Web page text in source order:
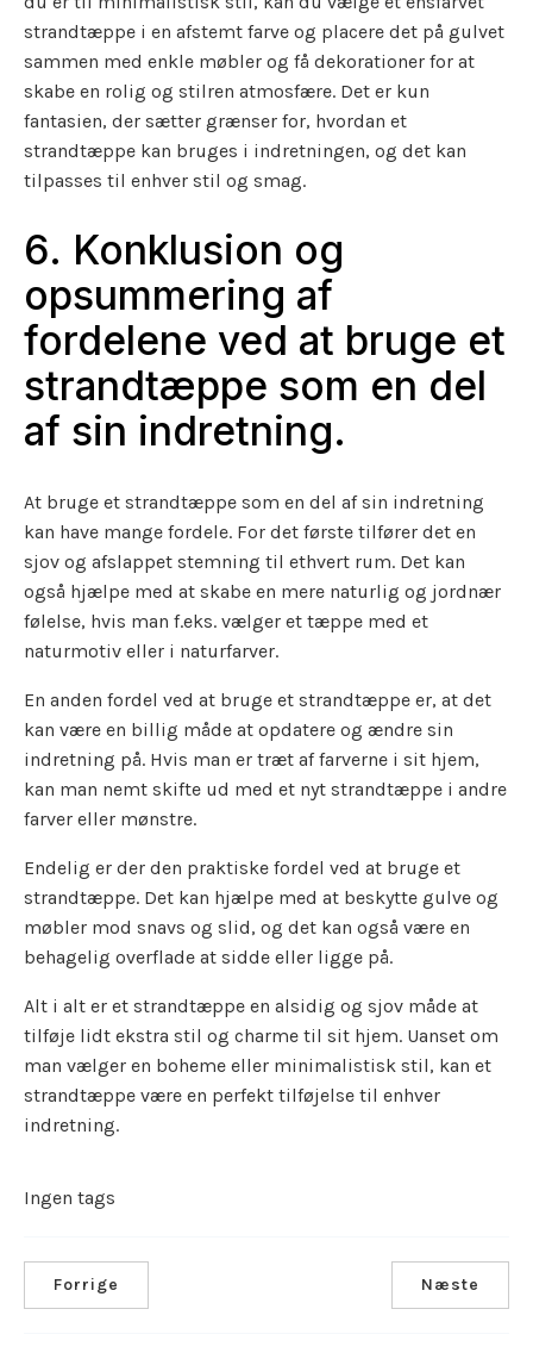
strandtæppe i en afstemt farve og placere det på gulvet
sammen med enkle møbler og få dekorationer for at
skabe en rolig og stilren atmosfære. Det er kun
fantasien, der sætter grænser for, hvordan et
strandtæppe kan bruges i indretningen, og det kan
tilpasses til enhver stil og smag.
6. Konklusion og
opsummering af
fordelene ved at bruge et
strandtæppe som en del
af sin indretning.
At bruge et strandtæppe som en del af sin indretning
kan have mange fordele. For det første tilfører det en
sjov og afslappet stemning til ethvert rum. Det kan
også hjælpe med at skabe en mere naturlig og jordnær
følelse, hvis man f.eks. vælger et tæppe med et
naturmotiv eller i naturfarver.
En anden fordel ved at bruge et strandtæppe er, at det
kan være en billig måde at opdatere og ændre sin
indretning på. Hvis man er træt af farverne i sit hjem,
kan man nemt skifte ud med et nyt strandtæppe i andre
farver eller mønstre.
Endelig er der den praktiske fordel ved at bruge et
strandtæppe. Det kan hjælpe med at beskytte gulve og
møbler mod snavs og slid, og det kan også være en
behagelig overflade at sidde eller ligge på.
Alt i alt er et strandtæppe en alsidig og sjov måde at
tilføje lidt ekstra stil og charme til sit hjem. Uanset om
man vælger en boheme eller minimalistisk stil, kan et
strandtæppe være en perfekt tilføjelse til enhver
indretning.
Ingen tags
Forrige Næste